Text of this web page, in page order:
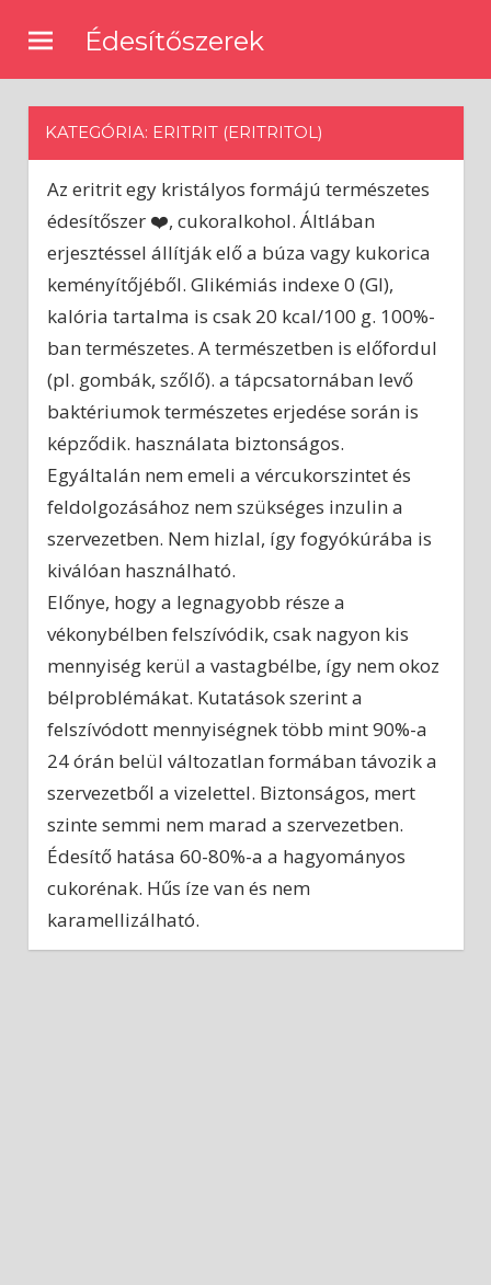
content
Édesítőszerek
mesterséges
receptek
édesítőkkel
KATEGÓRIA: ERITRIT (ERITRITOL)
Az eritrit egy kristályos formájú természetes
édesítőszer ❤️, cukoralkohol. Áltlában
erjesztéssel állítják elő a búza vagy kukorica
keményítőjéből. Glikémiás indexe 0 (GI),
kalória tartalma is csak 20 kcal/100 g. 100%-
ban természetes. A természetben is előfordul
(pl. gombák, szőlő). a tápcsatornában levő
baktériumok természetes erjedése során is
képződik. használata biztonságos.
Egyáltalán nem emeli a vércukorszintet és
feldolgozásához nem szükséges inzulin a
szervezetben. Nem hizlal, így fogyókúrába is
kiválóan használható.
Előnye, hogy a legnagyobb része a
vékonybélben felszívódik, csak nagyon kis
mennyiség kerül a vastagbélbe, így nem okoz
bélproblémákat. Kutatások szerint a
felszívódott mennyiségnek több mint 90%-a
24 órán belül változatlan formában távozik a
szervezetből a vizelettel. Biztonságos, mert
szinte semmi nem marad a szervezetben.
Édesítő hatása 60-80%-a a hagyományos
cukorénak. Hűs íze van és nem
karamellizálható.